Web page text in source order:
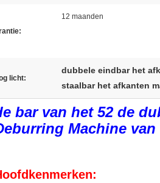
12 maanden
licht:
dubbele eindbar het
staalbar het afkanten
bar van het 52 de
Machine